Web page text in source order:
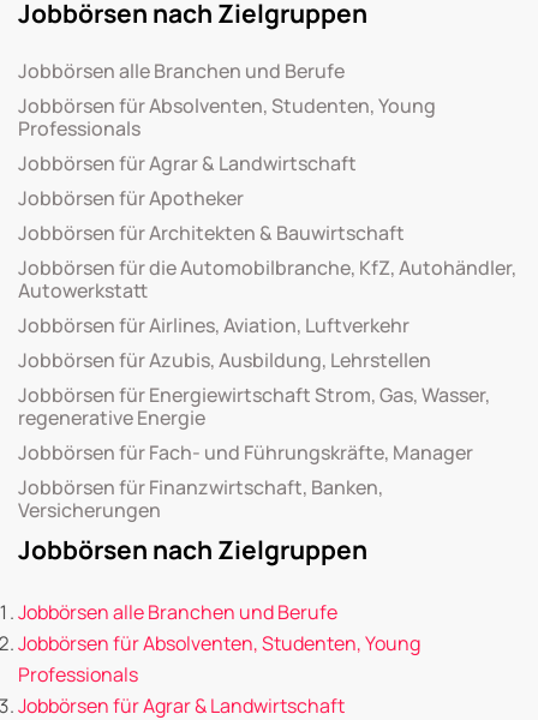
Jobbörsen nach Zielgruppen
Jobbörsen alle Branchen und Berufe
Jobbörsen für Absolventen, Studenten, Young
Professionals
Jobbörsen für Agrar & Landwirtschaft
Jobbörsen für Apotheker
Jobbörsen für Architekten & Bauwirtschaft
Jobbörsen für die Automobilbranche, KfZ, Autohändler,
Autowerkstatt
Jobbörsen für Airlines, Aviation, Luftverkehr
Jobbörsen für Azubis, Ausbildung, Lehrstellen
Jobbörsen für Energiewirtschaft Strom, Gas, Wasser,
regenerative Energie
Jobbörsen für Fach- und Führungskräfte, Manager
Jobbörsen für Finanzwirtschaft, Banken,
Versicherungen
Jobbörsen nach Zielgruppen
Jobbörsen alle Branchen und Berufe
Jobbörsen für Absolventen, Studenten, Young
Professionals
Jobbörsen für Agrar & Landwirtschaft